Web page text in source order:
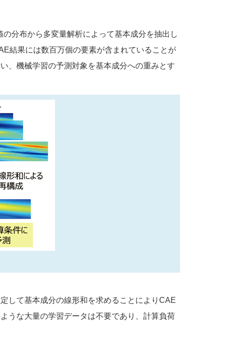
分布から多変量解析によって基本成分を抽出し
結果には数百万個の要素が含まれていることが
、機械学習の予測対象を基本成分への重みとす
して基本成分の線形和を求めることによりCAE
うな大量の学習データは不要であり、計算負荷